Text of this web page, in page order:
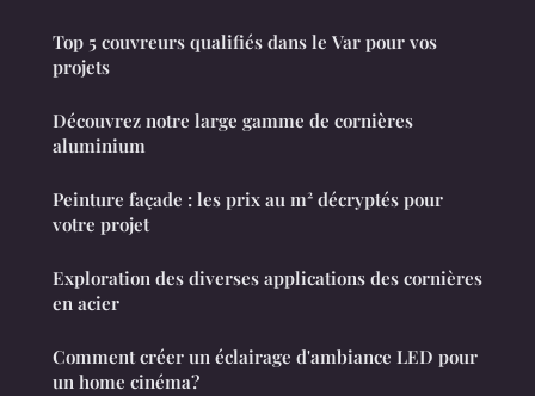
Top 5 couvreurs qualifiés dans le Var pour vos
projets
Découvrez notre large gamme de cornières
aluminium
Peinture façade : les prix au m² décryptés pour
votre projet
Exploration des diverses applications des cornières
en acier
Comment créer un éclairage d'ambiance LED pour
un home cinéma?